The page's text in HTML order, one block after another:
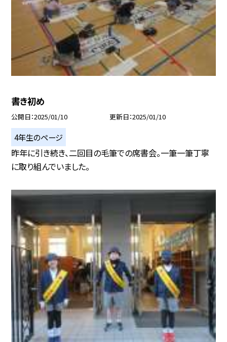
書き初め
公開日 2025/01/10 更新日 2025/01/10
4年生のページ
昨年に引き続き、二回目の毛筆での席書会。一筆一筆丁寧
に取り組んでいました。